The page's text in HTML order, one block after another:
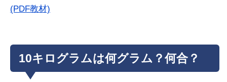
(PDF教材)
10キログラムは何グラム？何合？